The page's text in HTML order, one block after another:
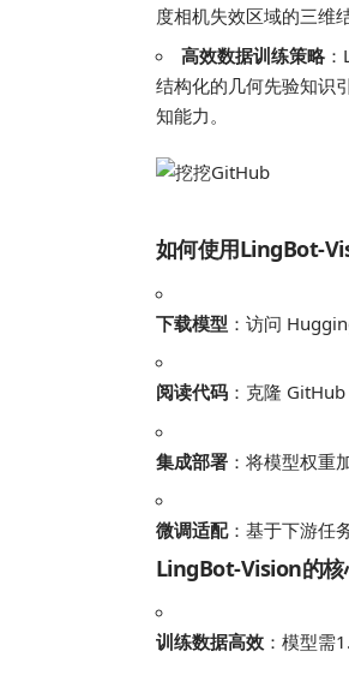
度相机失效区域的三维结
高效数据训练策略
结构化的几何先验知识
知能力。
如何使用LingBot-
下载模型 ：访问
阅读代码 ：克隆
集成部署 ：将模型权重
微调适配：基于下游任
LingBot-Vision的核
训练数据高效 ：模型需